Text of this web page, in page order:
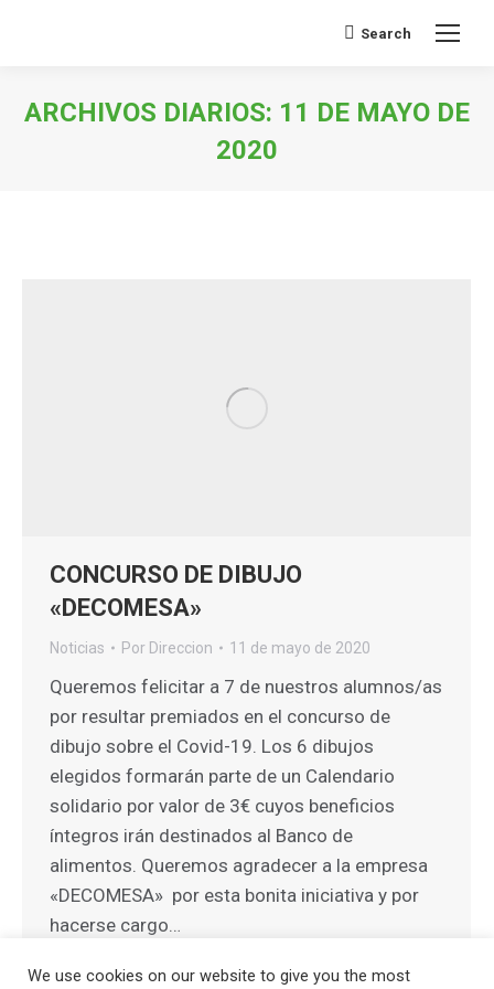
Buscar:
Search
ARCHIVOS DIARIOS: 11 DE MAYO DE
2020
CONCURSO DE DIBUJO
«DECOMESA»
Noticias Por Direccion 11 de mayo de 2020
Queremos felicitar a 7 de nuestros alumnos/as
por resultar premiados en el concurso de
dibujo sobre el Covid-19. Los 6 dibujos
elegidos formarán parte de un Calendario
solidario por valor de 3€ cuyos beneficios
íntegros irán destinados al Banco de
alimentos. Queremos agradecer a la empresa
«DECOMESA» por esta bonita iniciativa y por
hacerse cargo…
We use cookies on our website to give you the most